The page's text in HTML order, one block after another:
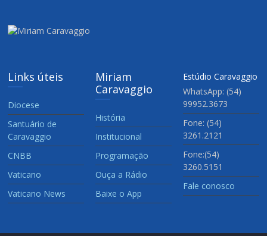
Links úteis
Diocese
Santuário de
Caravaggio
CNBB
Vaticano
Vaticano News
Miriam
Caravaggio
História
Institucional
Programação
Ouça a Rádio
Baixe o App
Estúdio Caravaggio
WhatsApp: (54)
99952.3673
Fone: (54)
3261.2121
Fone:(54)
3260.5151
Fale conosco